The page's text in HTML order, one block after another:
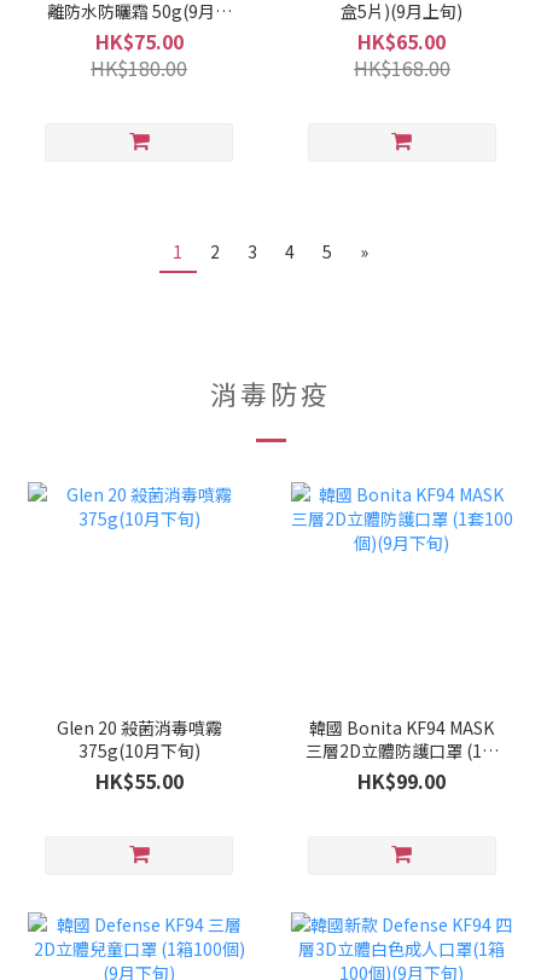
離防水防曬霜 50g(9月上
旬)
HK$75.00
HK$180.00
盒5片)(9月上旬)
HK$65.00
HK$168.00
1 2 3 4 5 »
消毒防疫
Glen 20 殺菌消毒噴霧
375g(10月下旬)
HK$55.00
韓國 Bonita KF94 MASK
三層2D立體防護口罩 (1套
100個)(9月下旬)
HK$99.00